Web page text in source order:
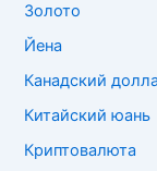
Золото
Йена
Канадский
Китайский юань
Криптовалюта